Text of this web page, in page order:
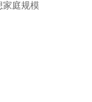
家庭规模